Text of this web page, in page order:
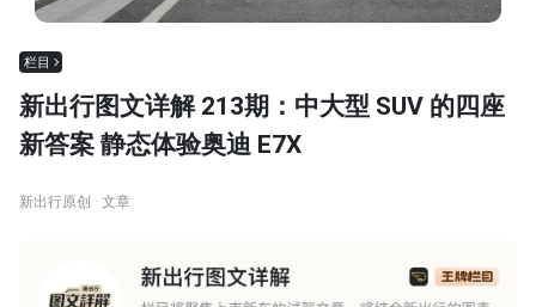
栏目
新出行图文详解 213期：中大型 SUV 的四座
新答案 静态体验奥迪 E7X
新出行原创 · 文章